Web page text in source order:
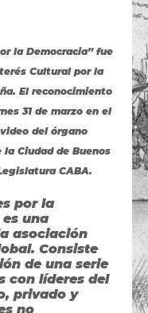
la Democracia” fue
Cultural por la
El reconocimiento
31 de marzo en el
del órgano
Ciudad de Buenos
CABA.
por la
es una
asociación
Consiste
de una serie
con líderes del
privado y
no